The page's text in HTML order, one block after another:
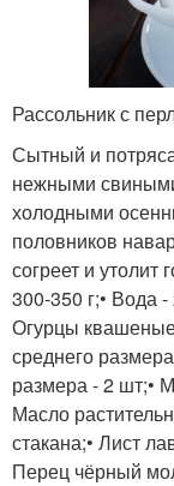
Рассольник с
Сытный и
нежными
холодными
половников
согреет и
300-350 г;• Вода
Огурцы
среднего
размера - 2 шт;•
Масло
стакана;• Лист
Перец чёрный